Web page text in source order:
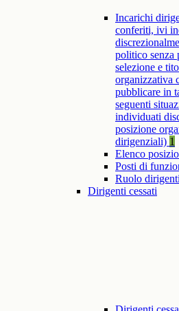
Incarichi
conferiti, ivi
politico senza
selezione e
organizzativa
pubblicare in
seguenti
individuati
posizione
dirigenziali) 1
Elenco
Posti di
Ruolo dirigenti
Dirigenti cessati